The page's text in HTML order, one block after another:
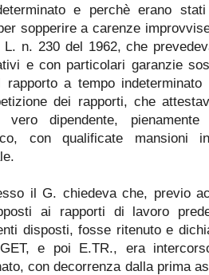
e perchè erano
sopperire a carenze
L. n. 230 del 1962, che
e con particolari garanzie
rapporto a tempo
dei rapporti, che
dipendente, pienamente
con qualificate mansioni
il G. chiedeva che, previo
ai rapporti di lavoro
disposti, fosse ritenuto e
e poi E.TR., era
con decorrenza dalla prima